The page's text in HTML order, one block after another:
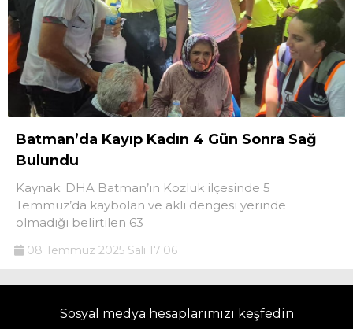
Batman’da Kayıp Kadın 4 Gün Sonra Sağ
Bulundu
Kaynak: DHA Batman’ın Kozluk ilçesinde 5
Temmuz’da kaybolan ve akli dengesi yerinde
olmadığı belirtilen 63
08 Temmuz 2025 Salı 17:06
Sosyal medya hesaplarımızı keşfedin